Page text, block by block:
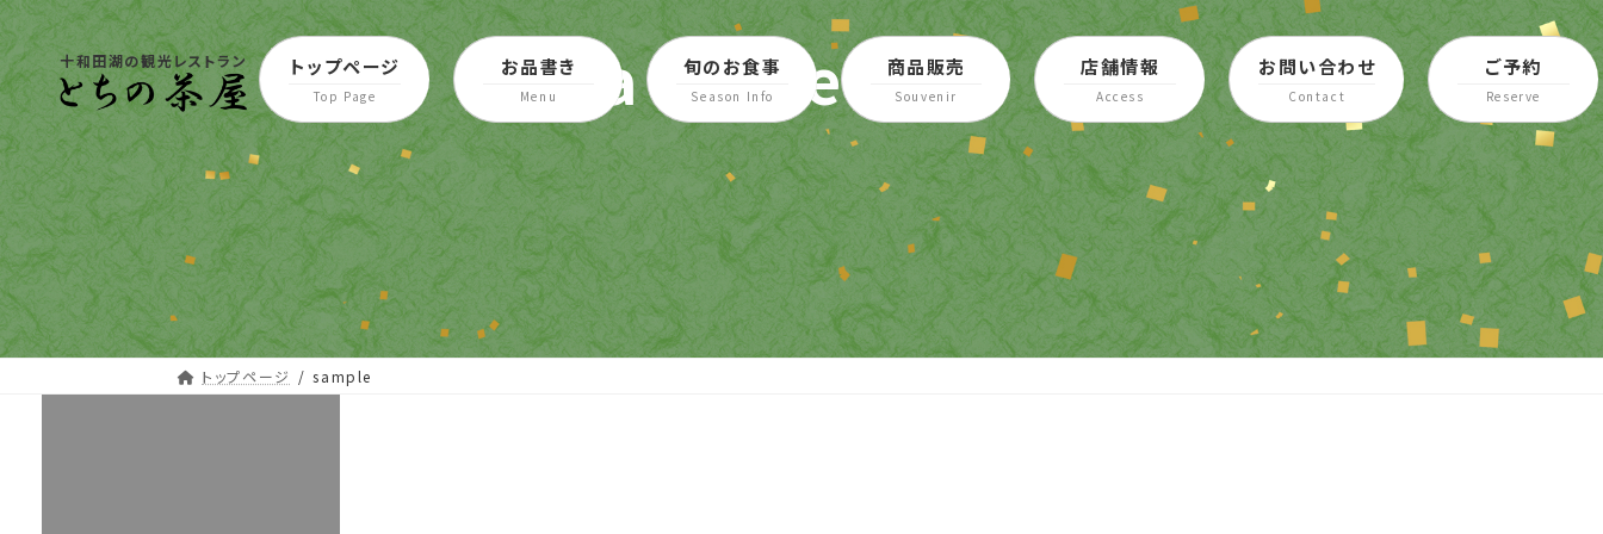
コ
ン
テ
ン
ツ
へ
ス
キ
ッ
プ
ナ
ビ
ゲ
ー
シ
ョ
ン
に
移
動
十和田湖の観光レストラン トップページ お品書き 旬のお食事 商品販売 店舗情報 お問い合わせ ご予約
sample
トップページ sample